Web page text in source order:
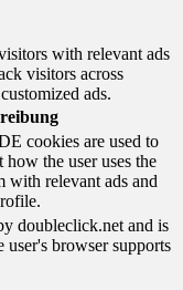
with relevant ads
visitors across
ads.
cookies are used to
the user uses the
with relevant ads and
doubleclick.net and is
user's browser supports